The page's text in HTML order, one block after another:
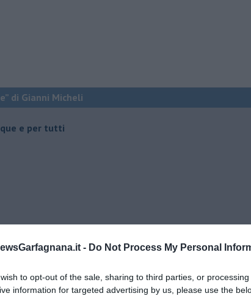
- Do Not Process My Personal
to opt-out of the sale, sharing to third parties, or
information for targeted advertising by us, please use the
di Gianni Micheli
e per tutti
del tempo
me